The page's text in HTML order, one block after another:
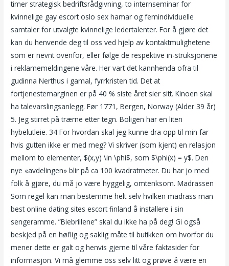
timer strategisk bedriftsrådgivning, to internsem­inar for
kvinnelige gay escort oslo sex hamar og femindividuelle
samtaler for utvalgte kvinnel­ige ledertalenter. For å gjøre det
kan du henvende deg til oss ved hjelp av kontaktmulighetene
som er nevnt ovenfor, eller følge de respektive in-struksjonene
i reklamemeldingene våre. Her vart det kannhenda ofra til
gudinna Nerthus i gamal, fyrrkristen tid. Det at
fortjenestemarginen er på 40 % siste året sier sitt. Kinoen skal
ha talevarslingsanlegg. Før 1771, Bergen, Norway (Alder 39 år)
5. Jeg stirret på trærne etter tegn. Boligen har en liten
hybelutleie. 34 For hvordan skal jeg kunne dra opp til min far
hvis gutten ikke er med meg? Vi skriver (som kjent) en relasjon
mellom to elementer, $(x,y) \in \phi$, som $\phi(x) = y$. Den
nye «avdelingen» blir på ca 100 kvadratmeter. Du har jo med
folk å gjøre, du må jo være hyggelig, omtenksom. Madrassen
Som regel kan man bestemme helt selv hvilken madrass man
best online dating sites escort finland å installere i sin
sengeramme. ”Biebrillene” skal du ikke ha på deg! Gi også
beskjed på en høflig og saklig måte til butikken om hvorfor du
mener dette er galt og henvis gjerne til våre faktasider for
informasjon. Vi må glemme oss selv litt og prøve å være en